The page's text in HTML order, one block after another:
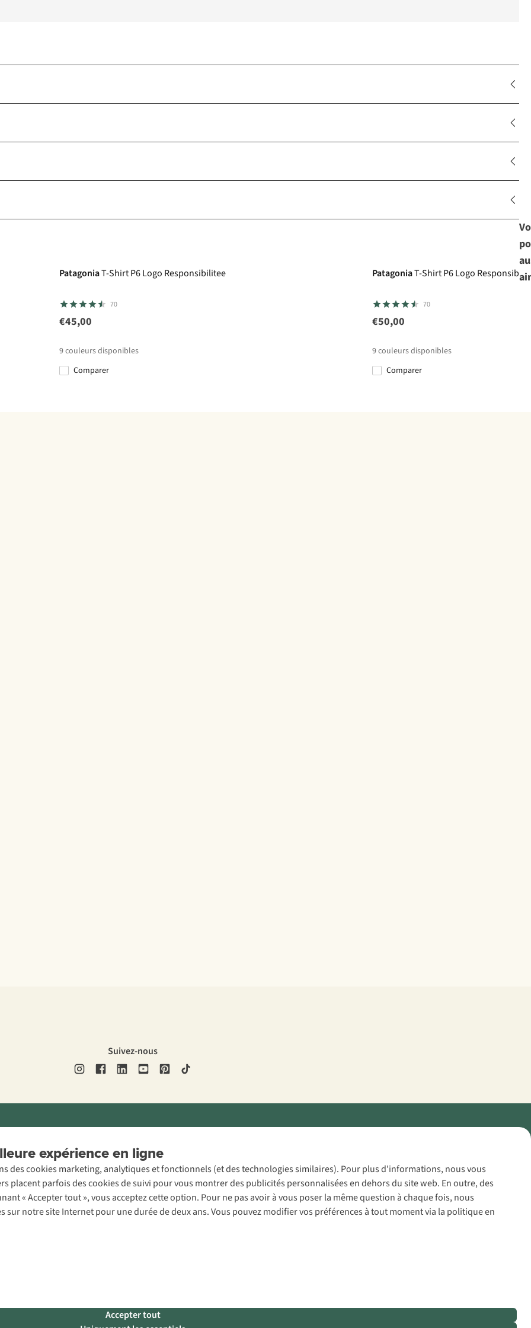
PatagoniaT-Shirt P6 Logo Responsibilitee
70
€45,00
9couleurs disponibles
Comparer
PatagoniaT-Shirt P6 Logo
70
€50,00
9couleurs disponibles
Comparer
expérience en ligne
des cookies marketing, analytiques et fonctionnels (et des technologies similaires). Pour plus d'informations, nous vous
placent parfois des cookies de suivi pour vous montrer des publicités personnalisées en dehors du site web. En outre, des
« Accepter tout », vous acceptez cette option. Pour ne pas avoir à vous poser la même question à chaque fois, nous
notre site Internet pour une durée de deux ans. Vous pouvez modifier vos préférences à tout moment via la politique en
Accepter tout
Suivez-nous